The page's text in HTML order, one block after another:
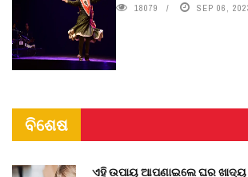
18079 SEP 06,
ବିଶେଷ
ଏହି ଉପାୟ ଆପଣାଇଲେ ଘର ଖାଦ୍ୟ